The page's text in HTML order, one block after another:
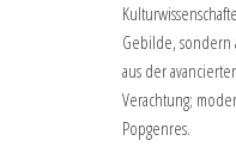
Gebilde, sondern
aus der
Verachtung;
Popgenres.